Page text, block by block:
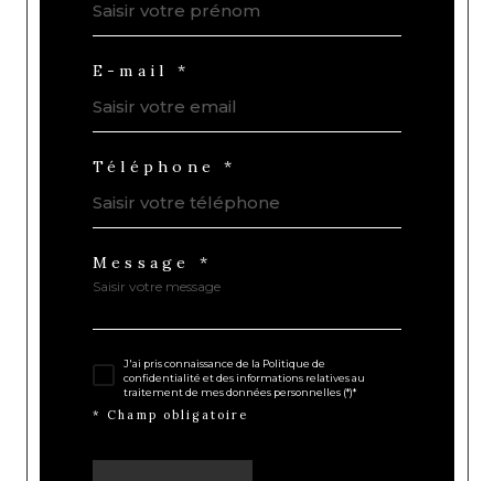
E-mail *
Téléphone *
Message *
J'ai pris connaissance de la Politique de
confidentialité et des informations relatives au
traitement de mes données personnelles (*)*
* Champ obligatoire